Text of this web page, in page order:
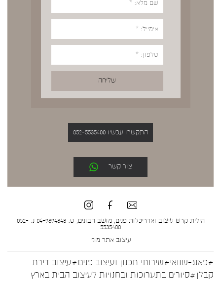
התקשרו עכשיו 052-5535400
צור קשר
הילית קרש עיצוב ואדריכלות פנים, מושב הבונים, ט: 04-9894848 נ: 052-
5535400
עיצוב אתר מוזי
#פאנג-שוואי#שירותי תכנון ועיצוב פנים#עיצוב דירת
קבלן #סיורים בתערוכות ובחנויות לעיצוב הבית בארץ